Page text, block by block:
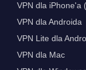
VPN dla iPhone'a
VPN dla Androida
VPN Lite dla
VPN dla Mac